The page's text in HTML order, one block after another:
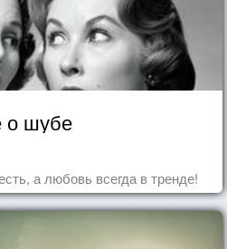
о шубе
а любовь всегда в тренде!